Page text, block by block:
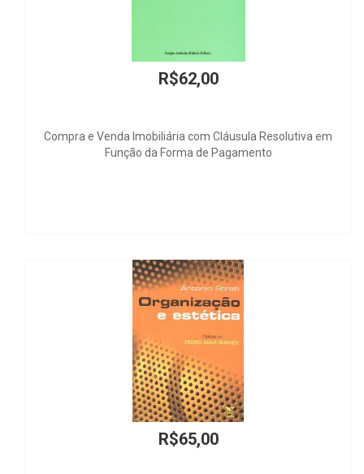
R$62,00
e Venda Imobiliária com Cláusula Resolutiva em
Função da Forma de Pagamento
R$65,00